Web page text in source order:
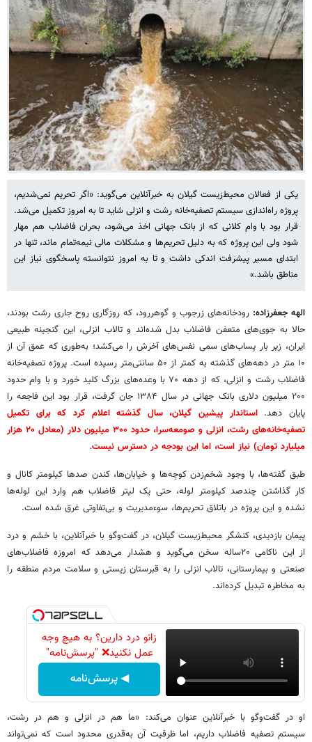
یکی از فعالان محیط‌زیست گیلان به خبرآنلاین می‌گوید: «اگر تحریم نمی‌شدیم،
پروژه راه‌اندازی سیستم تصفیه‌خانه رشت و انزلی شاید تا به امروز تکمیل می‌شد.
قرار بود با وام کلانی که از بانک جهانی اخذ می‌شود، بحران فاضلاب هم مهار
شود ولی این پروژه که به دلیل تحریم‌ها و مشکلات مالی نیمه‌تمام ماند، تنها در
ابتدای مسیر پیشرفت اندکی داشت و تا به امروز نتوانسته پاسخگوی نیاز این
مناطق باشد.»
الهه جعفرزاده: رودخانه‌های زرجوب و گوهررود، که روزگاری روح جاری رشت بودند،
حالا به جوی‌های متعفن فاضلاب بدل شده‌اند و تالاب انزلی، این گنجینه طبیعی
ایران، زیر بار پساب‌های سمی نفس‌های آخرش را می‌کشد؛ به‌طوری که عمق آن از
۱۰ متر در دهه‌های گذشته به کمتر از ۵۰ سانتی‌متر رسیده است. پروژه تصفیه‌خانه
فاضلاب رشت و انزلی، که از دهه ۷۰ با وعده‌های بزرگ کلید خورد و با وام حدود
۲۰۰ میلیون دلاری بانک جهانی در سال ۱۳۸۴ جان گرفت، قرار بود این فاجعه را
پایان دهد.استاندار پیشین گیلان، سال گذشته اعلام کرد که برای تکمیل
تصفیه‌خانه‌های رشت، انزلی و صومعه‌سرا، حدود ۳۰۰ میلیون دلار (معادل ۲۰ هزار
میلیارد تومان) نیاز است، اما این بودجه در دسترس نیست.
طبق گفته‌ها، با وجود شخم‌زدن کوچه‌ها و خیابان‌ها، کندن صدها کیلومتر کانال و
کار گذاشتن چندصد کیلومتر لوله، حتی یک لیتر فاضلاب هم وارد این لوله‌ها
نشده و این پروژه در باتلاق تحریم‌ها، سوءمدیریت و بی‌تفاوتی غرق شده است.
پیمان بازدیدی، کنشگر محیط‌زیست گیلان، در گفت‌وگو با خبرآنلاین، با خشم و درد
از این ناکامی ۲۰ساله سخن می‌گوید و هشدار می‌دهد که امروزه فاضلاب‌های
صنعتی و بیمارستانی، تالاب انزلی را به قبرستان زیستی و سلامت مردم منطقه را
به مخاطره تبدیل کرده‌اند.
زانو درد دارین؟ به هیچ وجه
عمل نکنید❌ "پرسش‌نامه"
◀ پرسش‌نامه
او در گفت‌وگو با خبرآنلاین عنوان می‌کند: «ما هم در انزلی و هم در رشت،
سیستم تصفیه فاضلاب داریم، اما ظرفیت آن به‌قدری محدود است که نمی‌تواند